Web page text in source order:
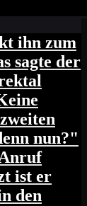
ihn zum
sagte der
nun?"
ist er
den